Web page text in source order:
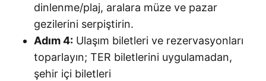
dinlenme/plaj, aralara müze ve pazar
gezilerini serpiştirin.
Adım 4: Ulaşım biletleri ve rezervasyonları
toparlayın; TER biletlerini uygulamadan,
şehir içi biletleri